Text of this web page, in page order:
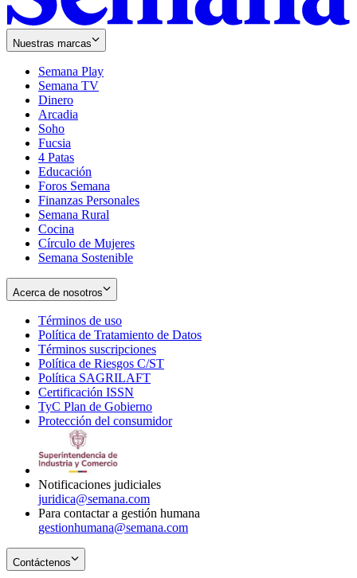
Nuestras marcas
Semana Play
Semana TV
Dinero
Arcadia
Soho
in
new
window
Fucsia
in
new
window
4 Patas
Educación
Foros Semana
Finanzas Personales
Semana Rural
Cocina
Círculo de Mujeres
Semana Sostenible
Acerca de nosotros
Términos de uso
in
new
window
Política de Tratamiento de Datos
Términos suscripciones
in
Política de Riesgos C/ST
Política SAGRILAFT
new
window
Certificación ISSN
in
new
TyC Plan de Gobierno
in
Protección del consumidorOpens
Notificaciones judiciales
juridica@semana.com
Para contactar a gestión humana
gestionhumana@semana.com
Contáctenos